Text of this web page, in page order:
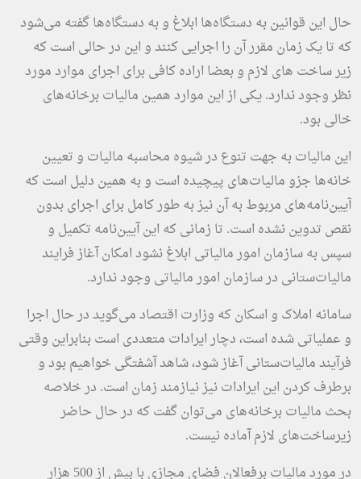
حال این قوانین به دستگاه‌ها ابلاغ و به دستگاه‌ها گفته می‌شود
که تا یک زمان مقرر آن را اجرایی کنند و این در حالی است که
زیر ساخت های لازم و بعضا اراده کافی برای اجرای موارد مورد
نظر وجود ندارد. یکی از این موارد همین مالیات برخانه‌های
خالی بود.
این مالیات به جهت تنوع در شیوه محاسبه مالیات و تعیین
خانه‌ها جزو مالیات‌های پیچیده است و به همین دلیل است که
آیین‌نامه‌های مربوط به آن نیز به طور کامل برای اجرای بدون
نقص تدوین نشده است. تا زمانی که این آیین‌نامه تکمیل و
سپس به سازمان امور مالیاتی ابلاغ نشود امکان آغاز فرایند
مالیات‌ستانی در سازمان امور مالیاتی وجود ندارد.
سامانه املاک و اسکان که وزارت اقتصاد می‌گوید در حال اجرا
و عملیاتی شده است، دچار ایرادات متعددی است بنابراین وقتی
فرآیند مالیات‌ستانی آغاز شود، شاهد آشفتگی خواهیم بود و
برطرف کردن این ایرادات نیز نیازمند زمان است. در خلاصه
بحث مالیات برخانه‌های می‌توان گفت که در حال حاضر
زیرساخت‌های لازم آماده نیست.
در مورد مالیات برفعالان فضای مجازی با بیش از 500 هزار